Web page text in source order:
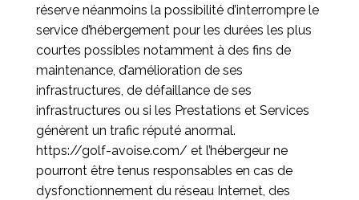
réserve néanmoins la possibilité d’interrompre le
service d’hébergement pour les durées les plus
courtes possibles notamment à des fins de
maintenance, d’amélioration de ses
infrastructures, de défaillance de ses
infrastructures ou si les Prestations et Services
génèrent un trafic réputé anormal.
https://golf-avoise.com/ et l’hébergeur ne
pourront être tenus responsables en cas de
dysfonctionnement du réseau Internet, des